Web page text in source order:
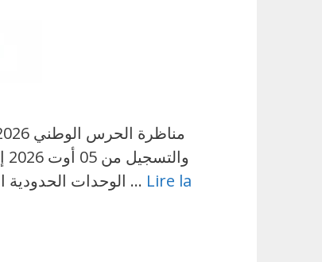
الوحدات الحدودية المتقدمة بسلك الحرس الوطني بعنوان سنة 2026، وذلك في إطار دعم الموارد البشرية وتعزيز جاهزية … Lire la